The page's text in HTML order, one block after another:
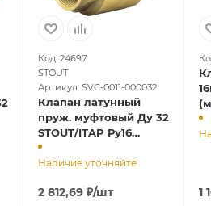
Код: 24697
STOUT
Артикул: SVC-0011-000032
Клапан латунный
пруж. муфтовый Ду 32
STOUT/ITAP Ру16
(ЛАТУННЫЙ ЗАТВОР)
Наличие уточняйте
2 812,69 ₽/шт 1